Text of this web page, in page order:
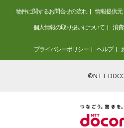
物件に関するお問合せの流れ 情報提供元
個人情報の取り扱いについて 消
プライバシーポリシー ヘルプ
©NTT